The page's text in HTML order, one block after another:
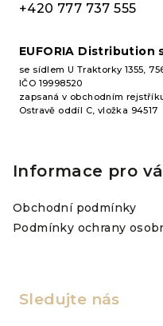
+420 777 737 555
EUFORIA Distribution
se sídlem U Traktorky 1355,
IČO 19998520
zapsaná v obchodním
Ostravě oddíl C, vložka 94517
Informace pro
Obchodní podmínky
Podmínky ochrany
Sledujte nás